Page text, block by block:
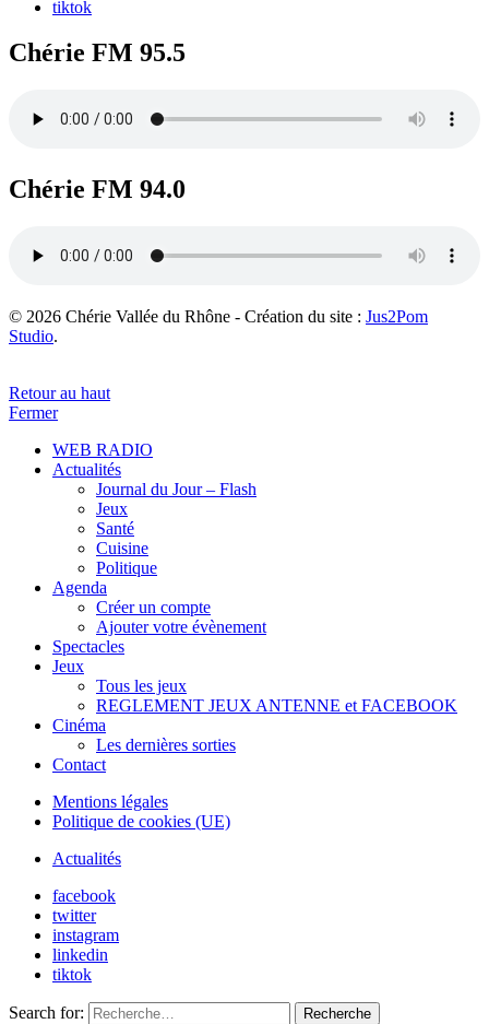
tiktok
Chérie FM 95.5
Chérie FM 94.0
© 2026 Chérie Vallée du Rhône - Création du site : Jus2Pom
Studio.
Retour au haut
Fermer
WEB RADIO
Actualités
Journal du Jour – Flash
Jeux
Santé
Cuisine
Politique
Agenda
Créer un compte
Ajouter votre évènement
Spectacles
Jeux
Tous les jeux
REGLEMENT JEUX ANTENNE et FACEBOOK
Cinéma
Les dernières sorties
Contact
Mentions légales
Politique de cookies (UE)
Actualités
facebook
twitter
instagram
linkedin
tiktok
Search for:
Recherche